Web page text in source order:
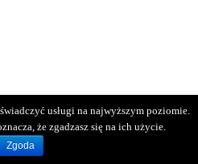
usługi na najwyższym poziomie.
że zgadzasz się na ich użycie.
Zgoda